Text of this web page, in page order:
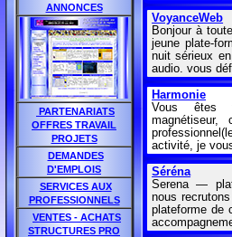
ANNONCES
PARTENARIATS
OFFRES TRAVAIL
PROJETS
DEMANDES
D'EMPLOIS
SERVICES AUX
PROFESSIONNELS
VENTES - ACHATS
STRUCTURES PRO
VoyanceWeb
Bonjour à
jeune plate-
nuit sérieux
audio. vous
Harmonie
Vous êtes
magnétiseur,
activité, je
Séréna
Serena —
nous
plateforme de